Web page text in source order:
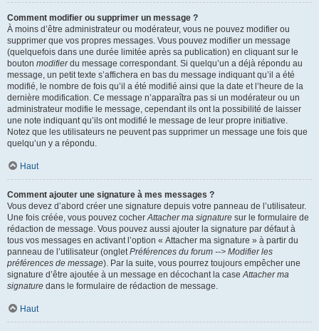
Comment modifier ou supprimer un message ?
À moins d’être administrateur ou modérateur, vous ne pouvez modifier ou
supprimer que vos propres messages. Vous pouvez modifier un message
(quelquefois dans une durée limitée après sa publication) en cliquant sur le
bouton modifierdu message correspondant. Si quelqu’un a déjà répondu au
message, un petit texte s’affichera en bas du message indiquant qu’il a été
modifié, le nombre de fois qu’il a été modifié ainsi que la date et l’heure de la
dernière modification. Ce message n’apparaîtra pas si un modérateur ou un
administrateur modifie le message, cependant ils ont la possibilité de laisser
une note indiquant qu’ils ont modifié le message de leur propre initiative.
Notez que les utilisateurs ne peuvent pas supprimer un message une fois que
quelqu’un y a répondu.
Haut
Comment ajouter une signature à mes messages ?
Vous devez d’abord créer une signature depuis votre panneau de l’utilisateur.
Une fois créée, vous pouvez cocher Attacher ma signature sur le formulaire de
rédaction de message. Vous pouvez aussi ajouter la signature par défaut à
tous vos messages en activant l’option « Attacher ma signature » à partir du
panneau de l’utilisateur (onglet Préférences du forum --> Modifier les
préférences de message). Par la suite, vous pourrez toujours empêcher une
signature d’être ajoutée à un message en décochant la case Attacher ma
signature dans le formulaire de rédaction de message.
Haut